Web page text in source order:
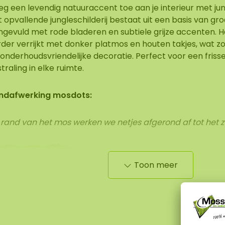
een levendig natuuraccent toe aan je interieur met
opvallende jungleschilderij bestaat uit een basis van
met rode bladeren en subtiele grijze accenten.
verrijkt met donker platmos en houten takjes, wat
decoratie. Perfect voor een
in elke ruimte.
mosdots:
van het mos werken we netjes afgerond af tot het
junglewanden bestaan uit natuurlijke, geconserveerde
vocht aantrekken en in sommige gevallen
veroorzaken. Dit is een natuurlijke eigenschap
Toon meer